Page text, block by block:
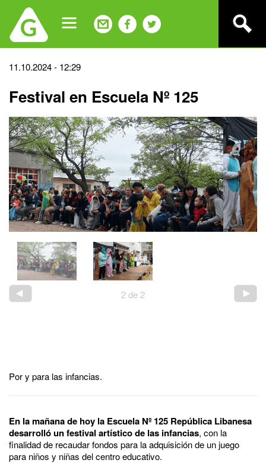
navigation
Back
top
11.10.2024 - 12:29
Festival en Escuela Nº 125
2de 2
Por y para las infancias.
En la mañana de hoy la Escuela Nº 125 República Libanesa
desarrolló un festival artístico de las infancias, con la
finalidad de recaudar fondos para la adquisición de un juego
para niños y niñas del centro educativo.